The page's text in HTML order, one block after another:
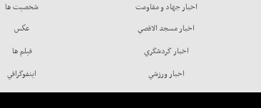
اخبار جهاد و مقاومت
اخبار مسجد الاقصي
اخبار گردشگري
اخبار ورزشي
شخصيت ها
عكس
فيلم ها
اينفوگرافي